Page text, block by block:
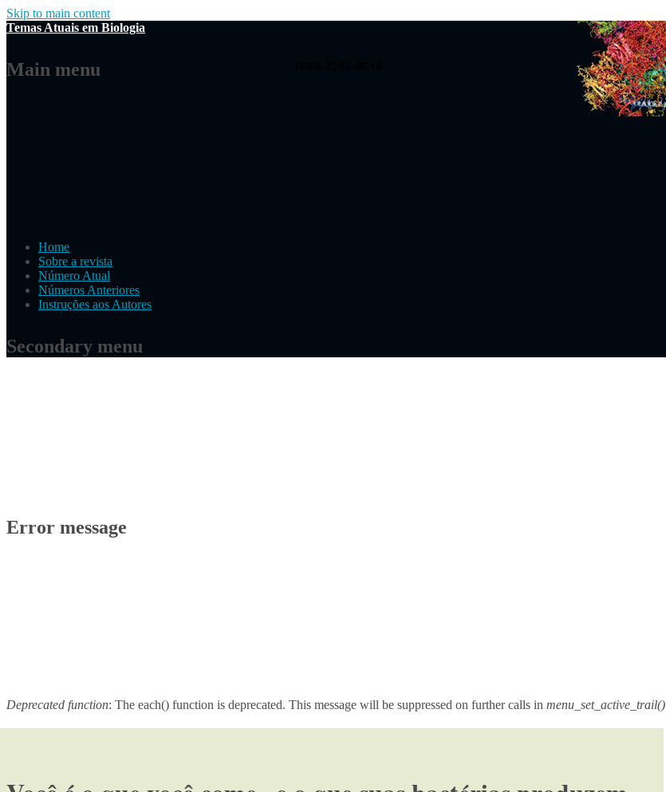
Skip to main content
Temas Atuais em Biologia
Main menu
Home
Sobre a revista
Número Atual
Números Anteriores
Instruções aos Autores
Secondary menu
Error message
Deprecated function: The each() function is deprecated. This message will be suppressed on further calls in menu_set_active_trail()